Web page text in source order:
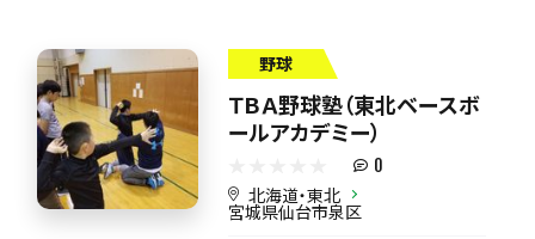
野球
ＴＢＡ野球塾（東北ベースボ
ールアカデミー）
0
北海道・東北
宮城県仙台市泉区